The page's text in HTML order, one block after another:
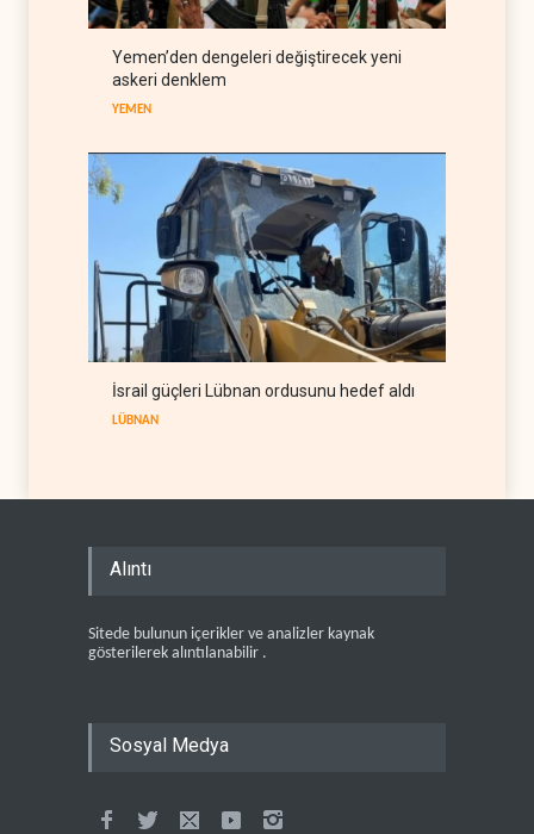
yerine askeri üs projesi
Yemen’den dengeleri değiştirecek yeni
askeri denklem
YEMEN
İsrail güçleri Lübnan ordusunu hedef aldı
LÜBNAN
Alıntı
Sitede bulunun içerikler ve analizler kaynak
gösterilerek alıntılanabilir .
Sosyal Medya